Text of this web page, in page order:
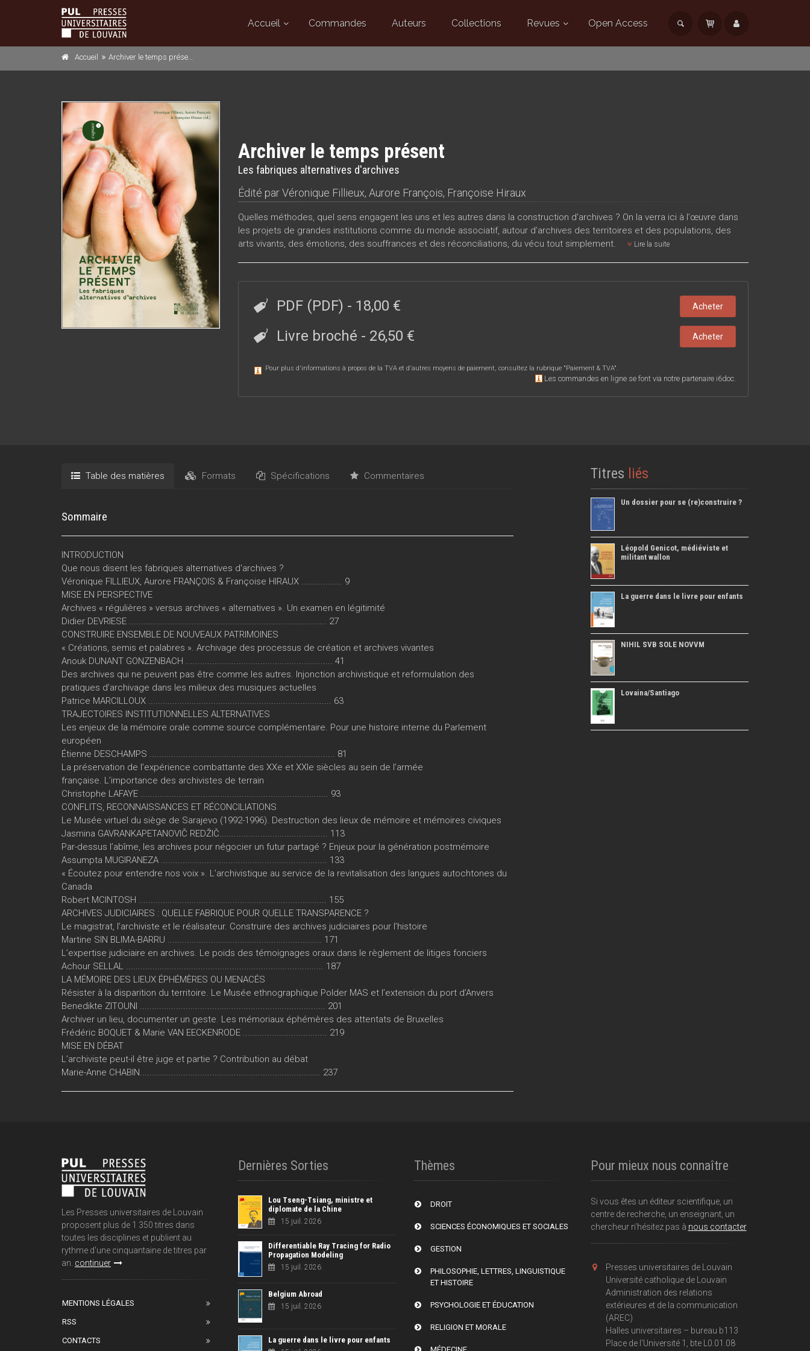
Accueil Commandes Auteurs Collections Revues Open Access
Accueil Archiver le temps présent
Archiver le temps présent
Les fabriques alternatives d'archives
Édité parVéronique Fillieux, Aurore François, Françoise Hiraux
Quelles méthodes, quel sens engagent les uns et les autres dans la construction d'archives ? On la verra ici à l’œuvre dans
les projets de grandes institutions comme du monde associatif, autour d’archives des territoires et des populations, des
arts vivants, des émotions, des souffrances et des réconciliations, du vécu tout simplement.
Lire la suite
PDF (PDF) - 18,00 € Acheter
Livre broché - 26,50 € Acheter
Pour plus d'informations à propos de la TVA et d'autres moyens de paiement, consultez la rubrique "Paiement & TVA".
Les commandes en ligne se font via notre partenaire i6doc.
Table des matières Formats Spécifications Commentaires
Sommaire
INTRODUCTION
Que nous disent les fabriques alternatives d'archives ?
Véronique FILLIEUX, Aurore FRANÇOIS & Françoise HIRAUX ................. 9
MISE EN PERSPECTIVE
Archives « régulières » versus archives « alternatives ». Un examen en légitimité
Didier DEVRIESE .................................................................................. 27
CONSTRUIRE ENSEMBLE DE NOUVEAUX PATRIMOINES
« Créations, semis et palabres ». Archivage des processus de création et archives vivantes
Anouk DUNANT GONZENBACH ............................................................. 41
Des archives qui ne peuvent pas être comme les autres. Injonction archivistique et reformulation des
pratiques d’archivage dans les milieux des musiques actuelles
Patrice MARCILLOUX ............................................................................ 63
TRAJECTOIRES INSTITUTIONNELLES ALTERNATIVES
Les enjeux de la mémoire orale comme source complémentaire. Pour une histoire interne du Parlement
européen
Étienne DESCHAMPS ............................................................................. 81
La préservation de l’expérience combattante des XXe et XXIe siècles au sein de l’armée
française. L’importance des archivistes de terrain
Christophe LAFAYE .............................................................................. 93
CONFLITS, RECONNAISSANCES ET RÉCONCILIATIONS
Le Musée virtuel du siège de Sarajevo (1992-1996). Destruction des lieux de mémoire et mémoires civiques
Jasmina GAVRANKAPETANOVIČ REDŽIČ............................................. 113
Par-dessus l’abîme, les archives pour négocier un futur partagé ? Enjeux pour la génération postmémoire
Assumpta MUGIRANEZA ..................................................................... 133
« Écoutez pour entendre nos voix ». L’archivistique au service de la revitalisation des langues autochtones du
Canada
Robert MCINTOSH .............................................................................. 155
ARCHIVES JUDICIAIRES : QUELLE FABRIQUE POUR QUELLE TRANSPARENCE ?
Le magistrat, l’archiviste et le réalisateur. Construire des archives judiciaires pour l’histoire
Martine SIN BLIMA-BARRU ................................................................ 171
L’expertise judiciaire en archives. Le poids des témoignages oraux dans le règlement de litiges fonciers
Achour SELLAL .................................................................................. 187
LA MÉMOIRE DES LIEUX ÉPHÉMÈRES OU MENACÉS
Résister à la disparition du territoire. Le Musée ethnographique Polder MAS et l’extension du port d’Anvers
Benedikte ZITOUNI ............................................................................. 201
Archiver un lieu, documenter un geste. Les mémoriaux éphémères des attentats de Bruxelles
Frédéric BOQUET & Marie VAN EECKENRODE ................................... 219
MISE EN DÉBAT
L’archiviste peut-il être juge et partie ? Contribution au débat
Marie-Anne CHABIN........................................................................... 237
Titres liés
Un dossier pour se (re)construire ?
Léopold Genicot, médiéviste et
militant wallon
La guerre dans le livre pour enfants
NIHIL SVB SOLE NOVVM
Lovaina/Santiago
Les Presses universitaires de Louvain
proposent plus de 1 350 titres dans
toutes les disciplines et publient au
rythme d'une cinquantaine de titres par
an. continuer
MENTIONS LÉGALES
RSS
CONTACTS
Dernières Sorties
Lou Tseng-Tsiang, ministre et
diplomate de la Chine
15 juil. 2026
Differentiable Ray Tracing for Radio
Propagation Modeling
15 juil. 2026
Belgium Abroad
15 juil. 2026
La guerre dans le livre pour enfants
Thèmes
DROIT
SCIENCES ÉCONOMIQUES ET SOCIALES
GESTION
PHILOSOPHIE, LETTRES, LINGUISTIQUE
ET HISTOIRE
PSYCHOLOGIE ET ÉDUCATION
RELIGION ET MORALE
Pour mieux nous connaître
Si vous êtes un éditeur scientifique, un
centre de recherche, un enseignant, un
chercheur n'hésitez pas à nous contacter
Presses universitaires de Louvain
Université catholique de Louvain
Administration des relations
extérieures et de la communication
(AREC)
Halles universitaires – bureau b113
Place de l'Université 1, bte L0.01.08